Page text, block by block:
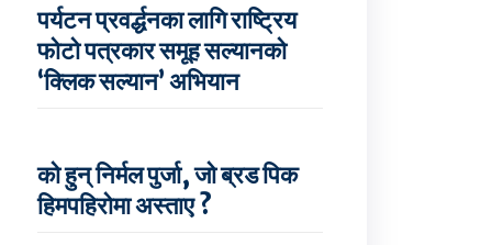
पर्यटन प्रवर्द्धनका लागि राष्ट्रिय
फोटो पत्रकार समूह सल्यानको
‘क्लिक सल्यान’ अभियान
को हुन् निर्मल पुर्जा, जो ब्रड पिक
हिमपहिरोमा अस्ताए ?